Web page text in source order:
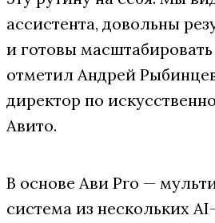
ассистента, довольны
и готовы
отметил Андрей
директор по
Авито.
В основе Ави Pro —
система из нескольких